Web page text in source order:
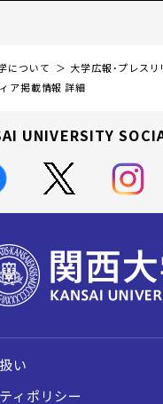
について 大学広報・プレスリ
ア掲載情報 詳細
UNIVERSITY
い
ィポリシー